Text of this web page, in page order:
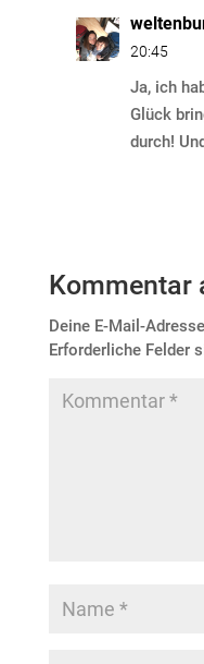
20:45
Ja, ich
Glück
durch!
Kommentar
Deine E-Mail-
Erforderliche Felder